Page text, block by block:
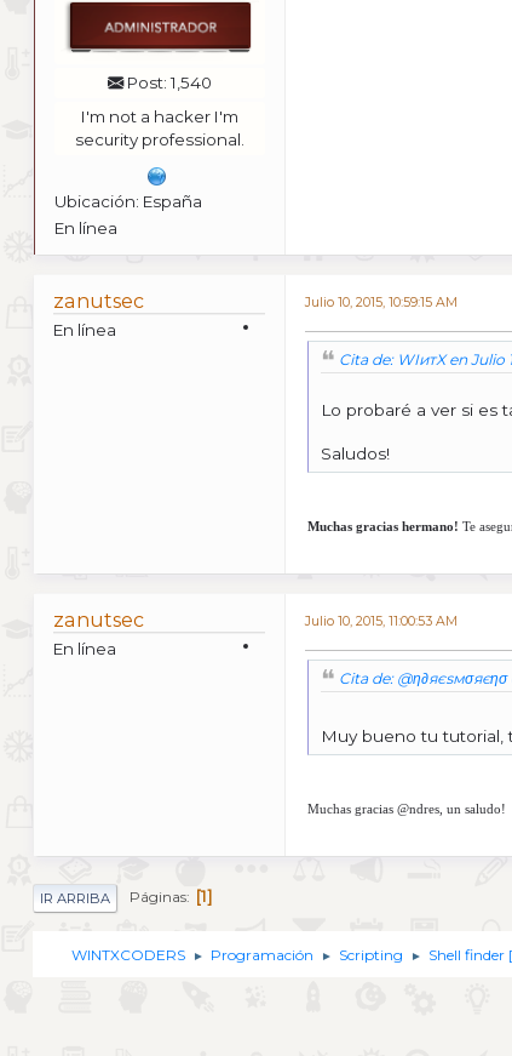
Post: 1,540
I'm not a hacker I'm
security professional.
Ubicación: España
En línea
zanutsec
En línea
Julio 10, 2015, 10:59:15 AM
Cita de: WIитX en Julio
Lo probaré a ver si es
Saludos!
Muchas gracias hermano! Te
zanutsec
En línea
Julio 10, 2015, 11:00:53 AM
Cita de: @η∂яєѕмσяєησ
Muy bueno tu tutorial,
Muchas gracias @ndres, un saludo!
IR ARRIBA Páginas 1
WINTXCODERS ► Programación ► Scripting ► Shell finder